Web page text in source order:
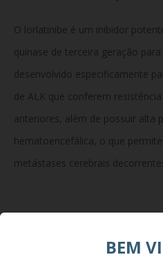
O lorlatinibe é um inibidor
quinase de terceira geração para
desenvolvido especificamente
de ALK que conferem
anteriores, além de possuir alta
hematoencefálica, o que
metástases cerebrais
Cada comprimido revestido
BEM